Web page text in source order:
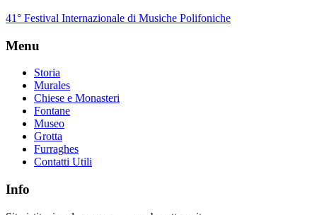
41° Festival Internazionale di Musiche Polifoniche
Menu
Storia
Murales
Chiese e Monasteri
Fontane
Museo
Grotta
Furraghes
Contatti Utili
Info